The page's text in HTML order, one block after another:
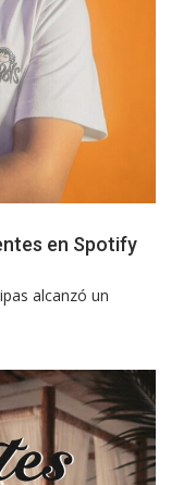
en Spotify
alcanzó un